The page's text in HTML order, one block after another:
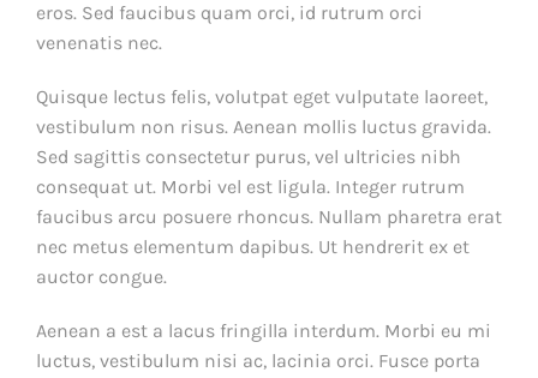
eros. Sed faucibus quam orci, id rutrum orci
venenatis nec.
Quisque lectus felis, volutpat eget vulputate laoreet,
vestibulum non risus. Aenean mollis luctus gravida.
Sed sagittis consectetur purus, vel ultricies nibh
consequat ut. Morbi vel est ligula. Integer rutrum
faucibus arcu posuere rhoncus. Nullam pharetra erat
nec metus elementum dapibus. Ut hendrerit ex et
auctor congue.
Aenean a est a lacus fringilla interdum. Morbi eu mi
luctus, vestibulum nisi ac, lacinia orci. Fusce porta